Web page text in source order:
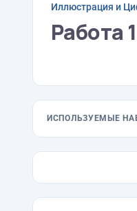
Иллюстрация и
Работа
ИСПОЛЬЗУЕМЫЕ